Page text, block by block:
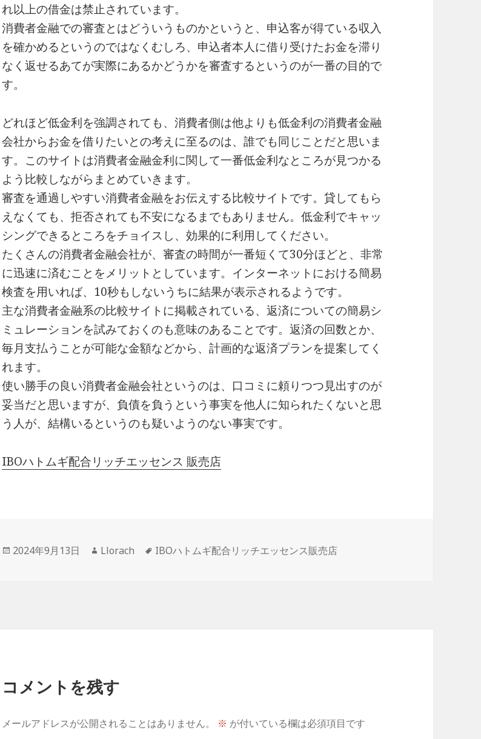
れ以上の借金は禁止されています。
消費者金融での審査とはどういうものかというと、申込客が得ている収入
を確かめるというのではなくむしろ、申込者本人に借り受けたお金を滞り
なく返せるあてが実際にあるかどうかを審査するというのが一番の目的で
す。
どれほど低金利を強調されても、消費者側は他よりも低金利の消費者金融
会社からお金を借りたいとの考えに至るのは、誰でも同じことだと思いま
す。このサイトは消費者金融金利に関して一番低金利なところが見つかる
よう比較しながらまとめていきます。
審査を通過しやすい消費者金融をお伝えする比較サイトです。貸してもら
えなくても、拒否されても不安になるまでもありません。低金利でキャッ
シングできるところをチョイスし、効果的に利用してください。
たくさんの消費者金融会社が、審査の時間が一番短くて30分ほどと、非常
に迅速に済むことをメリットとしています。インターネットにおける簡易
検査を用いれば、10秒もしないうちに結果が表示されるようです。
主な消費者金融系の比較サイトに掲載されている、返済についての簡易シ
ミュレーションを試みておくのも意味のあることです。返済の回数とか、
毎月支払うことが可能な金額などから、計画的な返済プランを提案してく
れます。
使い勝手の良い消費者金融会社というのは、口コミに頼りつつ見出すのが
妥当だと思いますが、負債を負うという事実を他人に知られたくないと思
う人が、結構いるというのも疑いようのない事実です。
IBOハトムギ配合リッチエッセンス 販売店
投
2024年9月13日
作
Llorach
タ
IBOハトムギ配合リッチエッセンス販売店
コメントを残す
メールアドレスが公開されることはありません。 ※ が付いている欄は必須項目です